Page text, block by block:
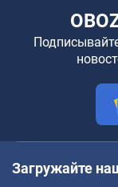
Загружайте